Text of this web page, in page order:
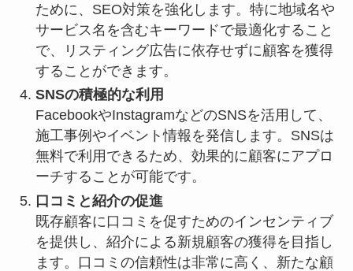
ために、SEO対策を強化します。特に地域名や
サービス名を含むキーワードで最適化すること
で、リスティング広告に依存せずに顧客を獲得
することができます。
SNSの積極的な利用
FacebookやInstagramなどのSNSを活用して、
施工事例やイベント情報を発信します。SNSは
無料で利用できるため、効果的に顧客にアプロ
ーチすることが可能です。
口コミと紹介の促進
既存顧客に口コミを促すためのインセンティブ
を提供し、紹介による新規顧客の獲得を目指し
ます。口コミの信頼性は非常に高く、新たな顧